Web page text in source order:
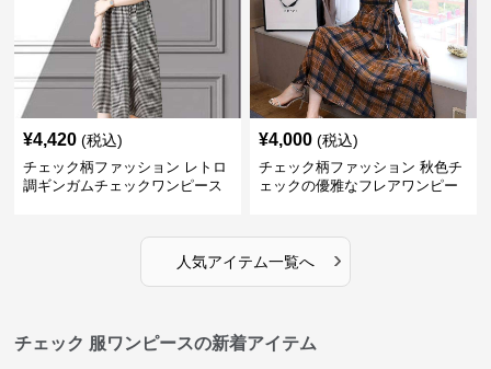
¥4,420 (税込)
チェック柄ファッション レトロ
調ギンガムチェックワンピース
¥4,000 (税込)
チェック柄ファッション 秋色チ
ェックの優雅なフレアワンピー
人気アイテム一覧へ ›
チェック 服ワンピースの新着アイテム